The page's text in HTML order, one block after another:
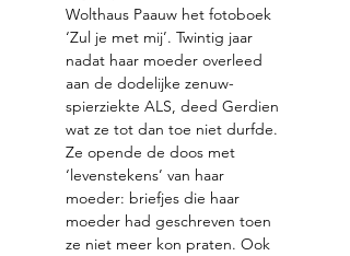
Wolthaus Paauw het fotoboek
‘Zul je met mij’. Twintig jaar
nadat haar moeder overleed
aan de dodelijke zenuw-
spierziekte ALS, deed Gerdien
wat ze tot dan toe niet durfde.
Ze opende de doos met
‘levenstekens’ van haar
moeder: briefjes die haar
moeder had geschreven toen
ze niet meer kon praten. Ook